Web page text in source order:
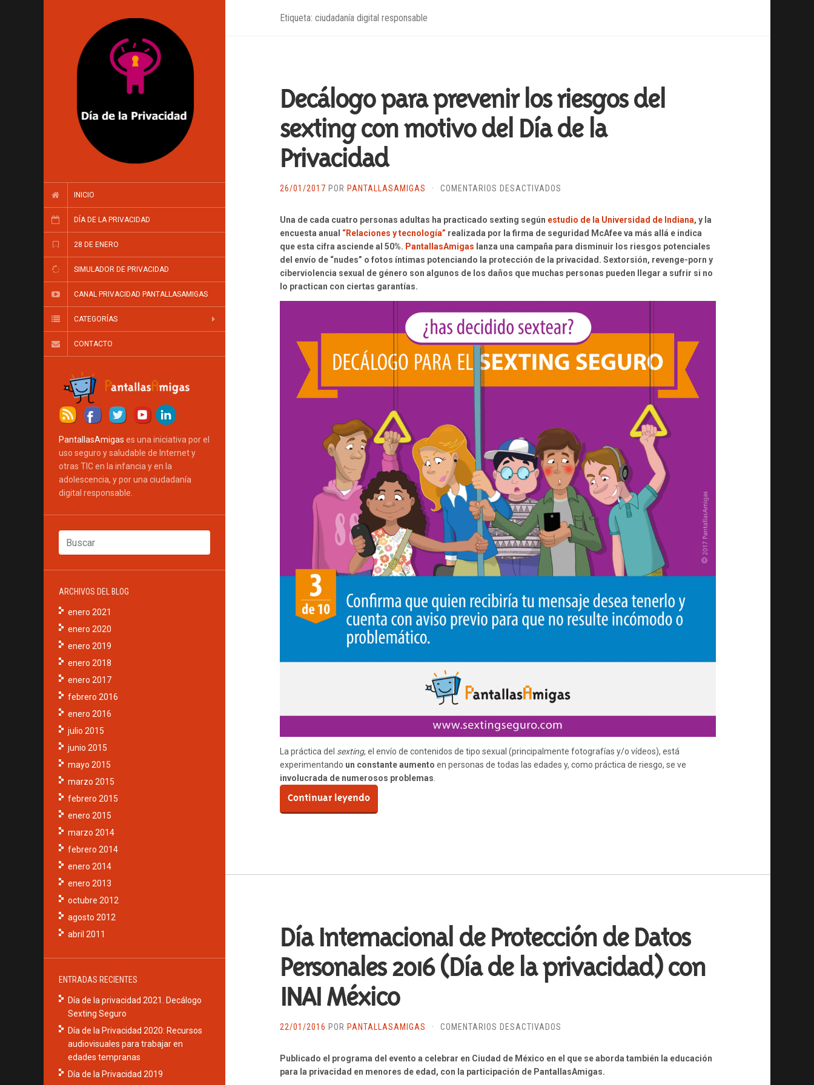
INICIO
DÍA DE LA PRIVACIDAD
28 DE ENERO
SIMULADOR DE PRIVACIDAD
CANAL PRIVACIDAD PANTALLASAMIGAS
CATEGORÍAS
CONTACTO
PantallasAmigas es una iniciativa por el
uso seguro y saludable de Internet y
otras TIC en la infancia y en la
adolescencia, y por una ciudadanía
digital responsable.
ARCHIVOS DEL BLOG
enero 2021
enero 2020
enero 2019
enero 2018
enero 2017
febrero 2016
enero 2016
julio 2015
junio 2015
mayo 2015
marzo 2015
febrero 2015
enero 2015
marzo 2014
febrero 2014
enero 2014
enero 2013
octubre 2012
agosto 2012
abril 2011
ENTRADAS RECIENTES
Día de la privacidad 2021. Decálogo
Sexting Seguro
Día de la Privacidad 2020: Recursos
audiovisuales para trabajar en
edades tempranas
Día de la Privacidad 2019
Etiqueta: ciudadanía digital responsable
Decálogo para prevenir los riesgos del
sexting con motivo del Día de la
Privacidad
26/01/2017 POR PANTALLASAMIGAS · COMENTARIOS DESACTIVADOS
PARA
PREVENIR
LOS
RIESGOS
SEXTING
DEL
DÍA
DE
LA
Una de cada cuatro personas adultas ha practicado sexting según estudio de la Universidad de Indiana, y la
encuesta anual “Relaciones y tecnología” realizada por la firma de seguridad McAfee va más allá e indica
que esta cifra asciende al 50%. PantallasAmigas lanza una campaña para disminuir los riesgos potenciales
del envío de “nudes” o fotos íntimas potenciando la protección de la privacidad. Sextorsión, revenge-porn y
ciberviolencia sexual de género son algunos de los daños que muchas personas pueden llegar a sufrir si no
lo practican con ciertas garantías.
La práctica del sexting, el envío de contenidos de tipo sexual (principalmente fotografías y/o vídeos), está
experimentando un constante aumento en personas de todas las edades y, como práctica de riesgo, se ve
involucrada de numerosos problemas
Continuar leyendo
Día Internacional de Protección de Datos
Personales 2016 (Día de la privacidad) con
INAI México
22/01/2016 POR PANTALLASAMIGAS · COMENTARIOS DESACTIVADOS
INTERNACIONAL
DE
PROTECCIÓN
Publicado el programa del evento a celebrar en Ciudad de México en el que se aborda también la educación
para la privacidad en menores de edad, con la participación de PantallasAmigas.